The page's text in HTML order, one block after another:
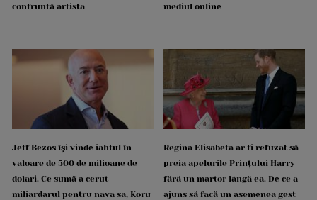
confruntă artista
mediul online
Jeff Bezos își vinde iahtul în
valoare de 500 de milioane de
dolari. Ce sumă a cerut
miliardarul pentru nava sa, Koru
Regina Elisabeta ar fi refuzat să
preia apelurile Prințului Harry
fără un martor lângă ea. De ce a
ajuns să facă un asemenea gest